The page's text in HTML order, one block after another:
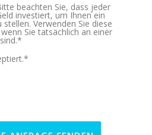
beachten Sie, dass jeder
investiert, um Ihnen ein
Verwenden Sie diese
Sie tatsächlich an einer